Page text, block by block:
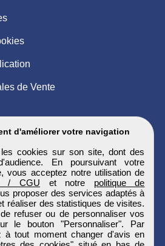
d'améliorer votre navigation
cookies sur son site, dont des
En poursuivant votre
vous acceptez notre utilisation de
/ CGU et notre politique de
proposer des services adaptés à
réaliser des statistiques de visites.
refuser ou de personnaliser vos
le bouton "Personnaliser". Par
à tout moment changer d'avis en
de Vente